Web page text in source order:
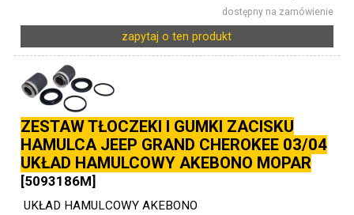
dostępny na zamówienie
zapytaj o ten produkt
ZESTAW TŁOCZEKI I GUMKI ZACISKU
HAMULCA JEEP GRAND CHEROKEE 03/04
UKŁAD HAMULCOWY AKEBONO MOPAR
[5093186M]
UKŁAD HAMULCOWY AKEBONO